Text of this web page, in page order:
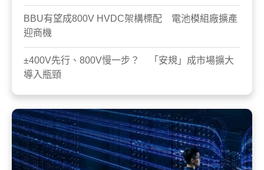
BBU有望成800V HVDC架構標配 電池模組廠擴產
迎商機
±400V先行、800V慢一步？ 「安規」成市場擴大
導入瓶頸